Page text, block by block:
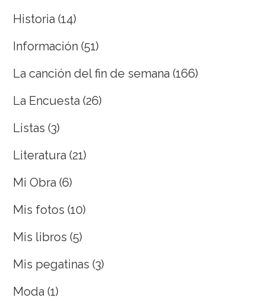
Historia (14)
Información (51)
La canción del fin de semana (166)
La Encuesta (26)
Listas (3)
Literatura (21)
Mi Obra (6)
Mis fotos (10)
Mis libros (5)
Mis pegatinas (3)
Moda (1)